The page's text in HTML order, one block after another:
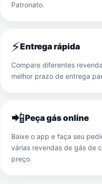
Patronato.
⚡Entrega rápida
Compare diferentes
melhor prazo de entrega
📲Peça gás online
Baixe o app e faça seu
várias revendas de gás de
preço.